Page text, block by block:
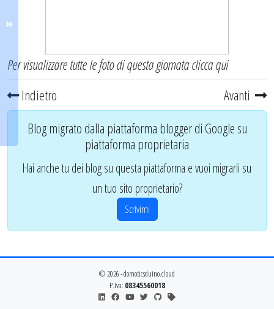
Per visualizzare tutte le foto di questa giornataclicca qui
Indietro
Avanti
Blog migrato dalla piattaforma blogger di Google su
piattaforma proprietaria
Hai anche tu dei blog su questa piattaforma e vuoi migrarli su
un tuo sito proprietario?
Scrivimi
© 2026 - domoticsduino.cloud
P.Iva: 08345560018